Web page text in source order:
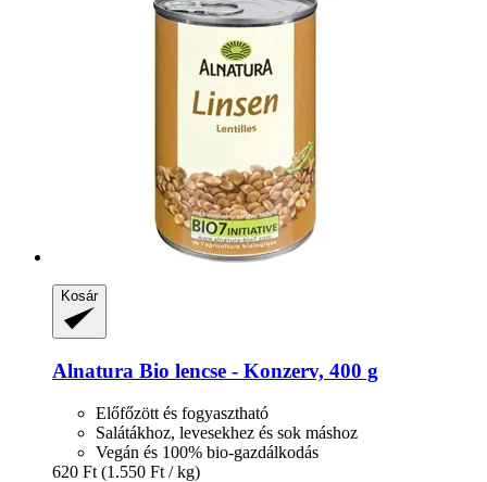
Kosár
Alnatura Bio lencse -​ Konzerv, 400 g
Előfőzött és fogyasztható
Salátákhoz, levesekhez és sok máshoz
Vegán és 100% bio-gazdálkodás
620 Ft (1.550 Ft / kg)